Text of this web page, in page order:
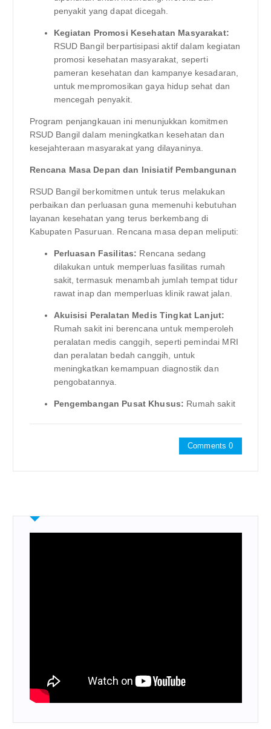
penyakit yang dapat dicegah.
Kegiatan Promosi Kesehatan Masyarakat:
RSUD Bangil berpartisipasi aktif dalam kegiatan
promosi kesehatan masyarakat, seperti
pameran kesehatan dan kampanye kesadaran,
untuk mempromosikan gaya hidup sehat dan
mencegah penyakit.
Program penjangkauan ini menunjukkan komitmen
RSUD Bangil dalam meningkatkan kesehatan dan
kesejahteraan masyarakat yang dilayaninya.
Rencana Masa Depan dan Inisiatif Pembangunan
RSUD Bangil berkomitmen untuk terus melakukan
perbaikan dan perluasan guna memenuhi kebutuhan
layanan kesehatan yang terus berkembang di
Kabupaten Pasuruan. Rencana masa depan meliputi:
Perluasan Fasilitas: Rencana sedang
dilakukan untuk memperluas fasilitas rumah
sakit, termasuk menambah jumlah tempat tidur
rawat inap dan memperluas klinik rawat jalan.
Akuisisi Peralatan Medis Tingkat Lanjut:
Rumah sakit ini berencana untuk memperoleh
peralatan medis canggih, seperti pemindai MRI
dan peralatan bedah canggih, untuk
meningkatkan kemampuan diagnostik dan
pengobatannya.
Pengembangan Pusat Khusus: Rumah sakit
Comments 0